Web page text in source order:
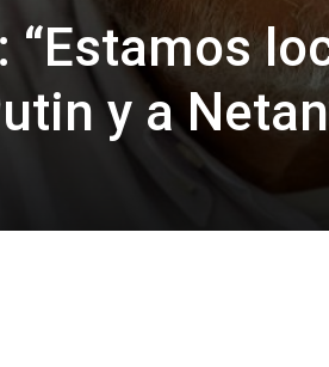
“Estamos
y a